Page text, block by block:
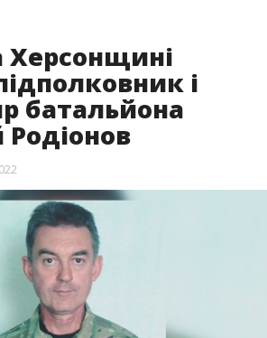
Херсонщині
і
батальйона
Родіонов